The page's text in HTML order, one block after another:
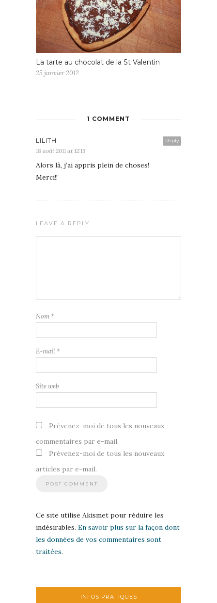
La tarte au chocolat de la St Valentin
25 janvier 2012
1 COMMENT
Reply
LILITH
18 août 2011 at 12:15
Alors là, j’ai appris plein de choses!
Merci!!
LEAVE A REPLY
Nom *
E-mail *
Site web
Prévenez-moi de tous les nouveaux
commentaires par e-mail.
Prévenez-moi de tous les nouveaux
articles par e-mail.
Ce site utilise Akismet pour réduire les
indésirables. En savoir plus sur la façon dont
les données de vos commentaires sont
traitées.
INFOS PRATIQUES